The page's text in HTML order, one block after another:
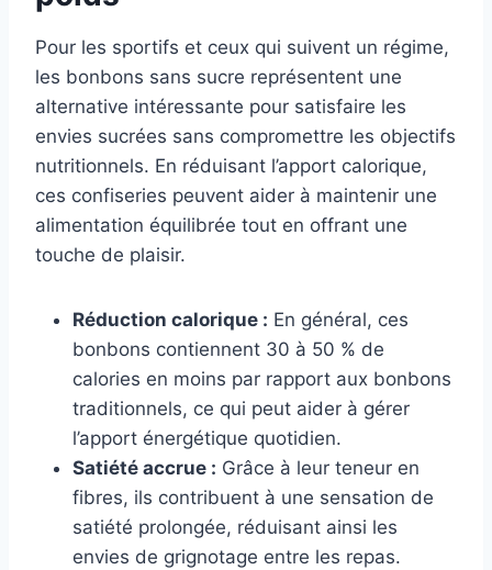
Pour les sportifs et ceux qui suivent un régime,
les bonbons sans sucre représentent une
alternative intéressante pour satisfaire les
envies sucrées sans compromettre les objectifs
nutritionnels. En réduisant l’apport calorique,
ces confiseries peuvent aider à maintenir une
alimentation équilibrée tout en offrant une
touche de plaisir.
Réduction calorique : En général, ces
bonbons contiennent 30 à 50 % de
calories en moins par rapport aux bonbons
traditionnels, ce qui peut aider à gérer
l’apport énergétique quotidien.
Satiété accrue : Grâce à leur teneur en
fibres, ils contribuent à une sensation de
satiété prolongée, réduisant ainsi les
envies de grignotage entre les repas.